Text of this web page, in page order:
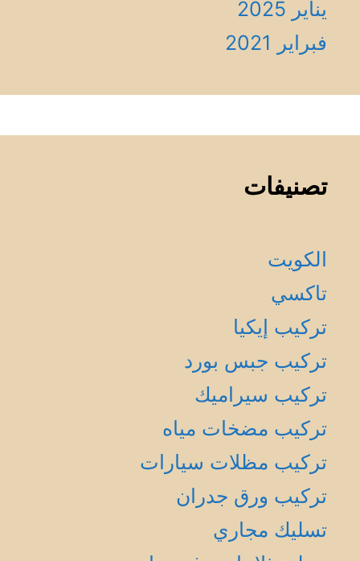
يناير 2025
فبراير 2021
تصنيفات
الكويت
تاكسي
تركيب إيكيا
تركيب جبس بورد
تركيب سيراميك
تركيب مضخات مياه
تركيب مظلات سيارات
تركيب ورق جدران
تسليك مجاري